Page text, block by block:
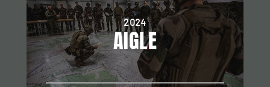
2024
AIGLE